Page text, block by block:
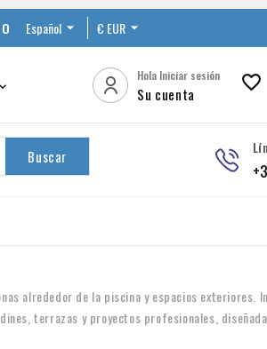
Español  € EUR 

Hola Iniciar sesión
Su cuenta

Buscar
alrededor de la piscina y espacios exteriores.
terrazas y proyectos profesionales,